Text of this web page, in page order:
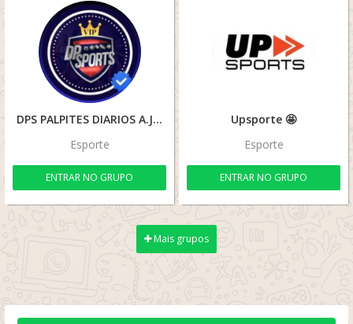
DPS PALPITES DIARIOS A.J🏆
Esporte
ENTRAR NO GRUPO
Upsporte 🤩
Esporte
ENTRAR NO GRUPO
Mais grupos